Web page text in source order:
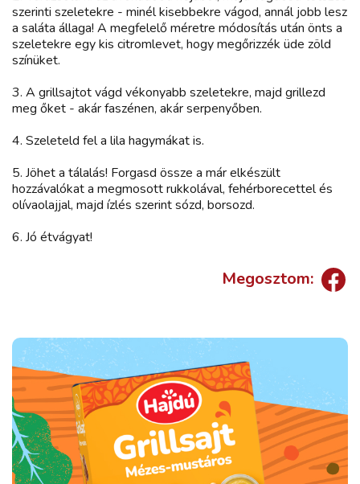
szerinti szeletekre - minél kisebbekre vágod, annál jobb lesz
a saláta állaga! A megfelelő méretre módosítás után önts a
szeletekre egy kis citromlevet, hogy megőrizzék üde zöld
színüket.
3. A grillsajtot vágd vékonyabb szeletekre, majd grillezd
meg őket - akár faszénen, akár serpenyőben.
4. Szeleteld fel a lila hagymákat is.
5. Jöhet a tálalás! Forgasd össze a már elkészült
hozzávalókat a megmosott rukkolával, fehérborecettel és
olívaolajjal, majd ízlés szerint sózd, borsozd.
6. Jó étvágyat!
Megosztom: